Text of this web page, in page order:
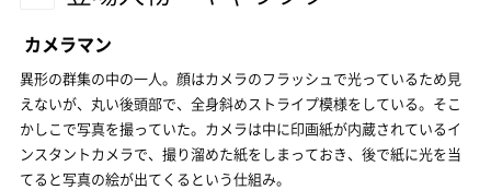
カメラマン
異形の群集の中の一人。顔はカメラのフラッシュで光っているため見
えないが、丸い後頭部で、全身斜めストライプ模様をしている。そこ
かしこで写真を撮っていた。カメラは中に印画紙が内蔵されているイ
ンスタントカメラで、撮り溜めた紙をしまっておき、後で紙に光を当
てると写真の絵が出てくるという仕組み。